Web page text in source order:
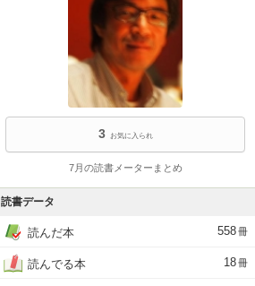
3 お気に入られ
7月の読書メーターまとめ
読書データ
読んだ本 558冊
読んでる本 18冊